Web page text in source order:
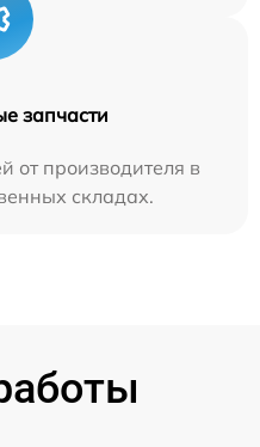
запчасти
от производителя в
складах.